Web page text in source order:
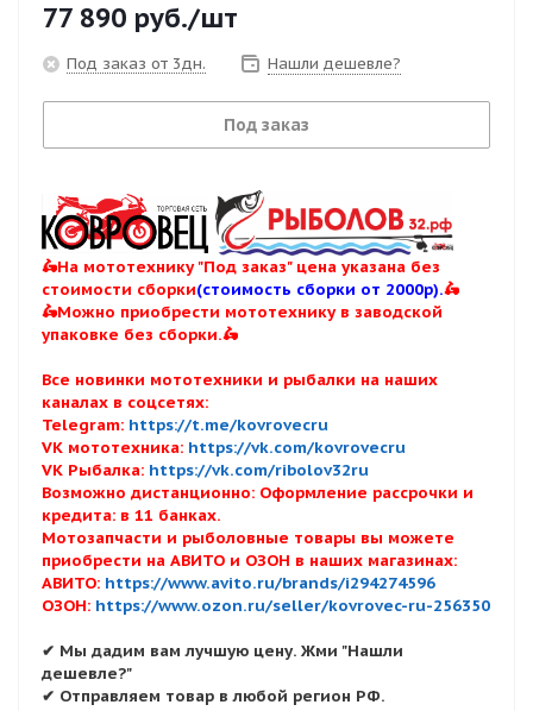
77 890 руб./шт
Под заказ от 3дн. Нашли дешевле?
Под заказ
🛵На мототехнику "Под заказ" цена указана без
стоимости сборки(стоимость сборки от 2000р).🛵
🛵Можно приобрести мототехнику в заводской
упаковке без сборки.🛵
Все новинки мототехники и рыбалки на наших
каналах в соцсетях:
Telegram: https://t.me/kovrovecru
VK мототехника: https://vk.com/kovrovecru
VK Рыбалка: https://vk.com/ribolov32ru
Возможно дистанционно: Оформление рассрочки и
кредита: в 11 банках.
Мотозапчасти и рыболовные товары вы можете
приобрести на АВИТО и ОЗОН в наших магазинах:
АВИТО: https://www.avito.ru/brands/i294274596
ОЗОН: https://www.ozon.ru/seller/kovrovec-ru-256350
✔ Мы дадим вам лучшую цену. Жми "Нашли
дешевле?"
✔ Отправляем товар в любой регион РФ.